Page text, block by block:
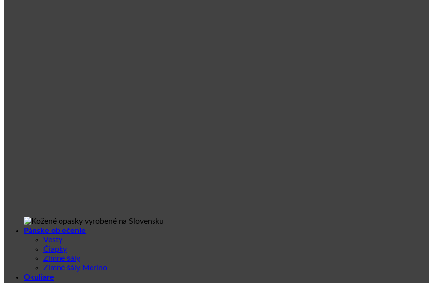
Pánske oblečenie
Vesty
Čiapky
Zimné šály
Zimné šály Merino
Okuliare